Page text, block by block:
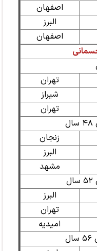
اصفهان
البرز
اصفهان
تهران
شیراز
تهران
زنجان
البرز
مشهد
البرز
تهران
امیدیه